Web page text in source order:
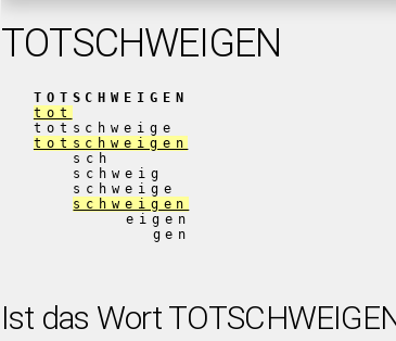
TOTSCHWEIGEN
TOTSCHWEIGEN
tot
totschweige
totschweigen
sch
schweig
schweige
schweigen
eigen
gen
Ist das Wort